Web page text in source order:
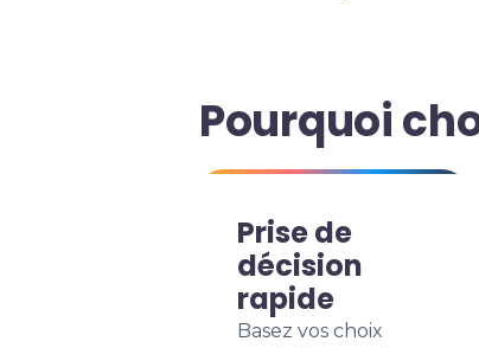
Pourquoi
Prise de
décision
rapide
Basez vos choix